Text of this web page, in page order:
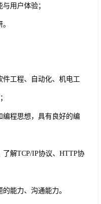
用户体验；
工程、自动化、机电工
程思想，具有良好的编
了解TCP/IP协议、HTTP协
能力、沟通能力。